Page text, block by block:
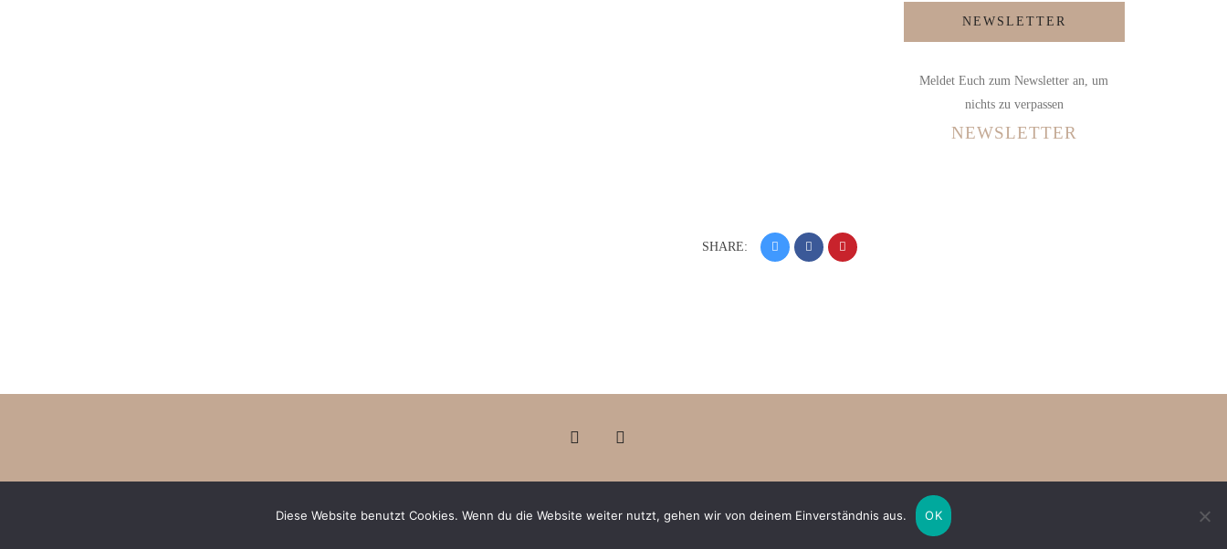
SHARE:
NEWSLETTER
Meldet Euch zum Newsletter an, um
nichts zu verpassen
NEWSLETTER
COPYRIGHT 2024 - LAURA DOMAS
Diese Website benutzt Cookies. Wenn du die Website weiter nutzt, gehen wir von deinem Einverständnis aus. OK